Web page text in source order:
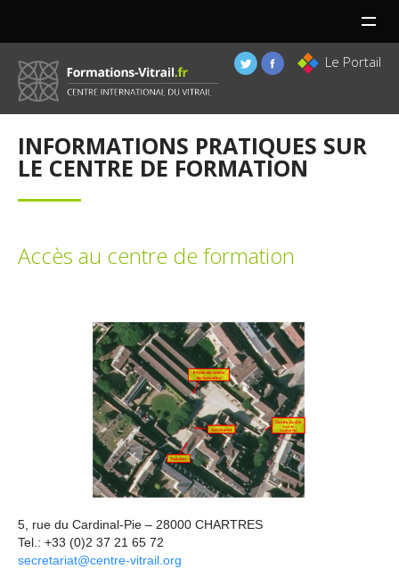
Le Portail
INFORMATIONS PRATIQUES SUR
LE CENTRE DE FORMATION
Accès au centre de formation
5, rue du Cardinal-Pie – 28000 CHARTRES
Tel.: +33 (0)2 37 21 65 72
secretariat@centre-vitrail.org